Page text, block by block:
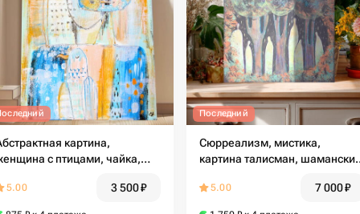
картина,
с птицами, чайка,
лазурный,
5.00 3 500₽
Последний
Сюрреализм, мистика,
картина талисман, шаманский
хранители, духи предков,
5.00 7 000₽